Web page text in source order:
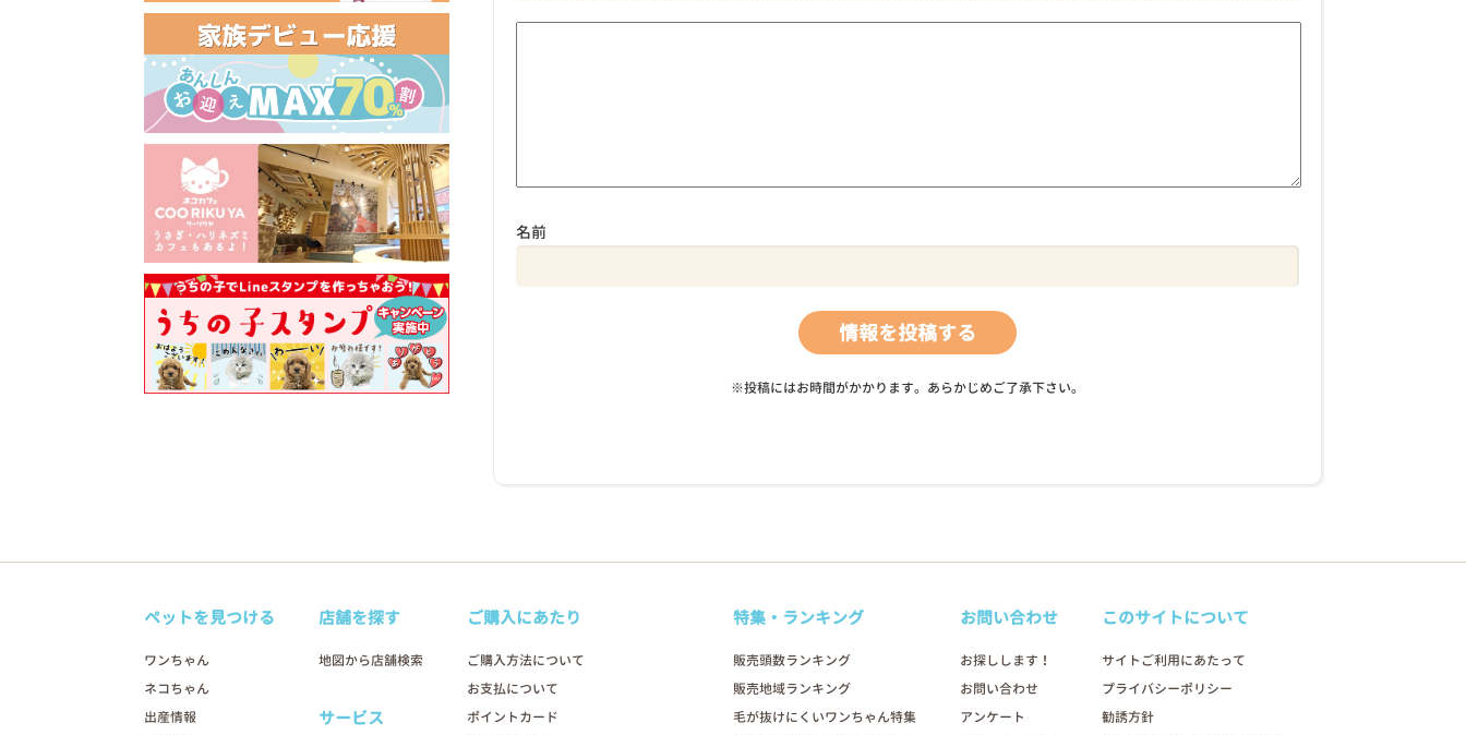
名前
※投稿にはお時間がかかります。あらかじめご了承下さい。
ペットを見つける
ワンちゃん
ネコちゃん
出産情報
店舗を探す
地図から店舗検索
サービス
ご購入にあたり
ご購入方法について
お支払について
ポイントカード
特集・ランキング
販売頭数ランキング
販売地域ランキング
毛が抜けにくいワンちゃん特集
お問い合わせ
お探しします！
お問い合わせ
アンケート
このサイトについて
サイトご利用にあたって
プライバシーポリシー
勧誘方針